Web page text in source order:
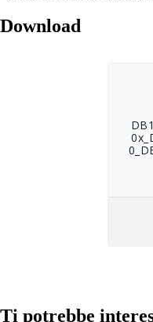
Download
Ti potrebbe